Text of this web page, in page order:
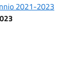
2021-2023